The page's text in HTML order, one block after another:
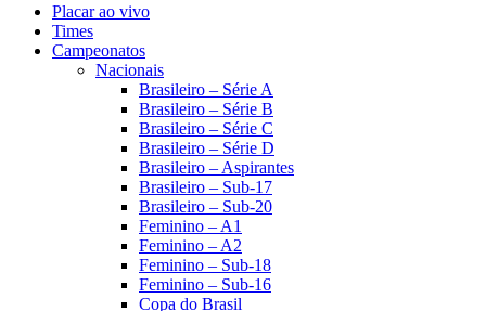
Placar ao vivo
Times
Campeonatos
Nacionais
Brasileiro – Série A
Brasileiro – Série B
Brasileiro – Série C
Brasileiro – Série D
Brasileiro – Aspirantes
Brasileiro – Sub-17
Brasileiro – Sub-20
Feminino – A1
Feminino – A2
Feminino – Sub-18
Feminino – Sub-16
Copa do Brasil